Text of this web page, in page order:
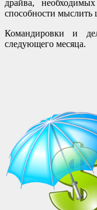
драйва,
способности мыслить
Командировки и
следующего месяца.